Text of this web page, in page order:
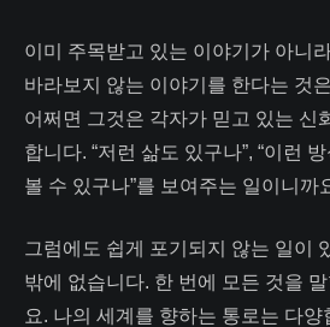
이미 주목받고 있는 이야기가 아니
바라보지 않는 이야기를 한다는 것
어쩌면 그것은 각자가 믿고 있는 신
합니다. “저런 삶도 있구나”, “이런
볼 수 있구나”를 보여주는 일이니까
그럼에도 쉽게 포기되지 않는 일이
밖에 없습니다. 한 번에 모든 것을
요. 나의 세계를 향하는 통로는 다